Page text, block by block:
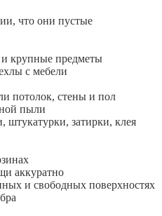
что они пустые
крупные предметы
с мебели
потолок, стены и пол
пыли
штукатурки, затирки, клея
аккуратно
и свободных поверхностях